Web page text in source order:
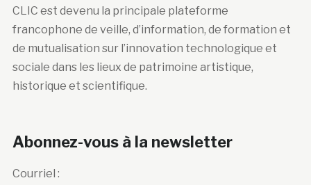
CLIC est devenu la principale plateforme
francophone de veille, d’information, de formation et
de mutualisation sur l’innovation technologique et
sociale dans les lieux de patrimoine artistique,
historique et scientifique.
Abonnez-vous à la newsletter
Courriel :